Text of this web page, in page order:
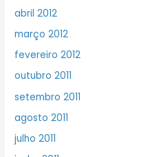
abril 2012
março 2012
fevereiro 2012
outubro 2011
setembro 2011
agosto 2011
julho 2011